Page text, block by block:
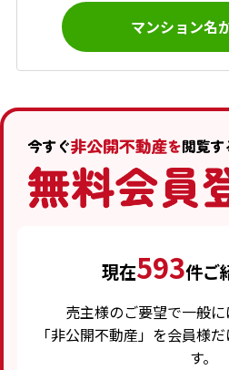
マンション名
現在593件ご
売主様のご要望で一般
「非公開不動産」を会員様
す。